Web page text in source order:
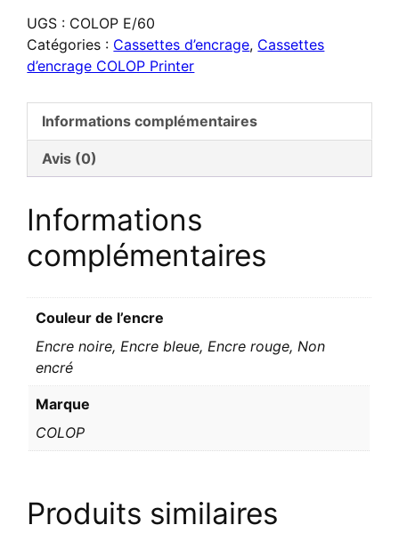
d'encrage
COLOP
E/60
UGS : COLOP E/60
Catégories : Cassettes d’encrage, Cassettes
d’encrage COLOP Printer
Informations complémentaires
Avis (0)
Informations
complémentaires
Couleur de l’encre
Encre noire, Encre bleue, Encre rouge, Non
encré
Marque
COLOP
Produits similaires